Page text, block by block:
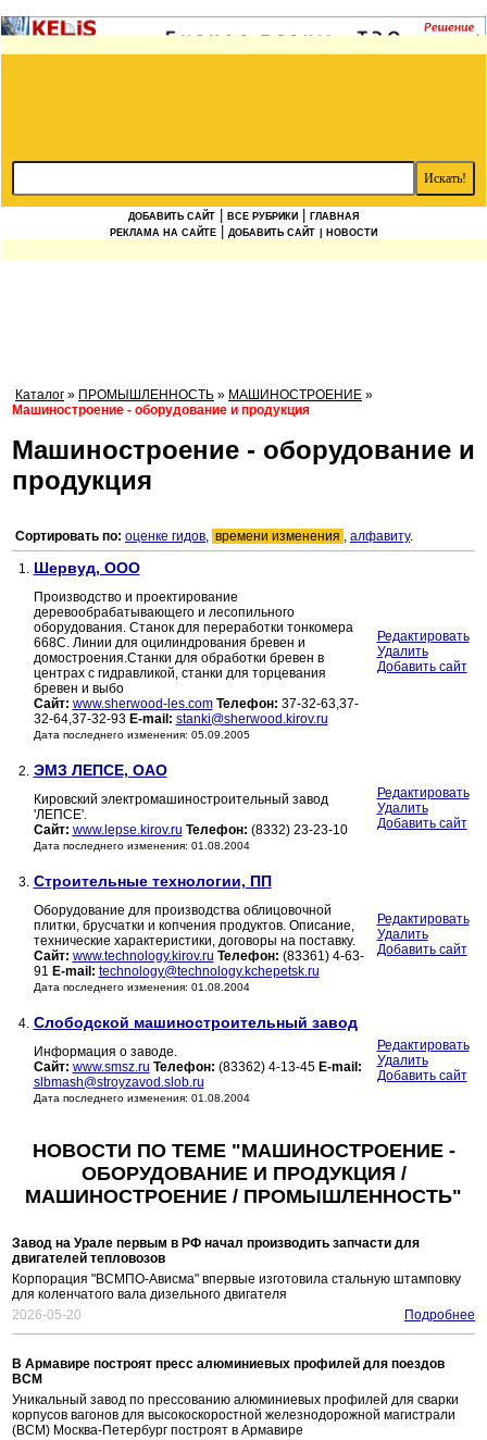
ДОБАВИТЬ САЙТ ВСЕ РУБРИКИ
ГЛАВНАЯ
РЕКЛАМА НА САЙТЕ
ДОБАВИТЬ САЙТ | НОВОСТИ
Каталог » ПРОМЫШЛЕННОСТЬ » МАШИНОСТРОЕНИЕ »
Машиностроение - оборудование и продукция
Машиностроение - оборудование и
продукция
Сортировать по: оценке гидов, времени изменения , алфавиту.
1. Шервуд, ООО
Производство и проектирование
деревообрабатывающего и лесопильного
оборудования. Станок для переработки тонкомера
668С. Линии для оцилиндрования бревен и
домостроения.Станки для обработки бревен в
центрах c гидравликой, станки для торцевания
бревен и выбо
Сайт: www.sherwood-les.com Телефон: 37-32-63,37-
32-64,37-32-93 E-mail: stanki@sherwood.kirov.ru
Дата последнего изменения: 05.09.2005
Редактировать
Удалить
Добавить сайт
2. ЭМЗ ЛЕПСЕ, ОАО
Кировский электромашиностроительный завод
'ЛЕПСЕ'.
Сайт: www.lepse.kirov.ru Телефон: (8332) 23-23-10
Дата последнего изменения: 01.08.2004
Редактировать
Удалить
Добавить сайт
3. Строительные технологии, ПП
Оборудование для производства облицовочной
плитки, брусчатки и копчения продуктов. Описание,
технические характеристики, договоры на поставку.
Сайт: www.technology.kirov.ru Телефон: (83361) 4-63-
91 E-mail: technology@technology.kchepetsk.ru
Дата последнего изменения: 01.08.2004
Редактировать
Удалить
Добавить сайт
4. Слободской машиностроительный завод
Информация о заводе.
Сайт: www.smsz.ru Телефон: (83362) 4-13-45 E-mail:
slbmash@stroyzavod.slob.ru
Дата последнего изменения: 01.08.2004
Редактировать
Удалить
Добавить сайт
НОВОСТИ ПО ТЕМЕ "МАШИНОСТРОЕНИЕ -
ОБОРУДОВАНИЕ И ПРОДУКЦИЯ /
МАШИНОСТРОЕНИЕ / ПРОМЫШЛЕННОСТЬ"
Завод на Урале первым в РФ начал производить запчасти для
двигателей тепловозов
Корпорация "ВСМПО-Ависма" впервые изготовила стальную штамповку
для коленчатого вала дизельного двигателя
2026-05-20
Подробнее
В Армавире построят пресс алюминиевых профилей для поездов
ВСМ
Уникальный завод по прессованию алюминиевых профилей для сварки
корпусов вагонов для высокоскоростной железнодорожной магистрали
(ВСМ) Москва-Петербург построят в Армавире